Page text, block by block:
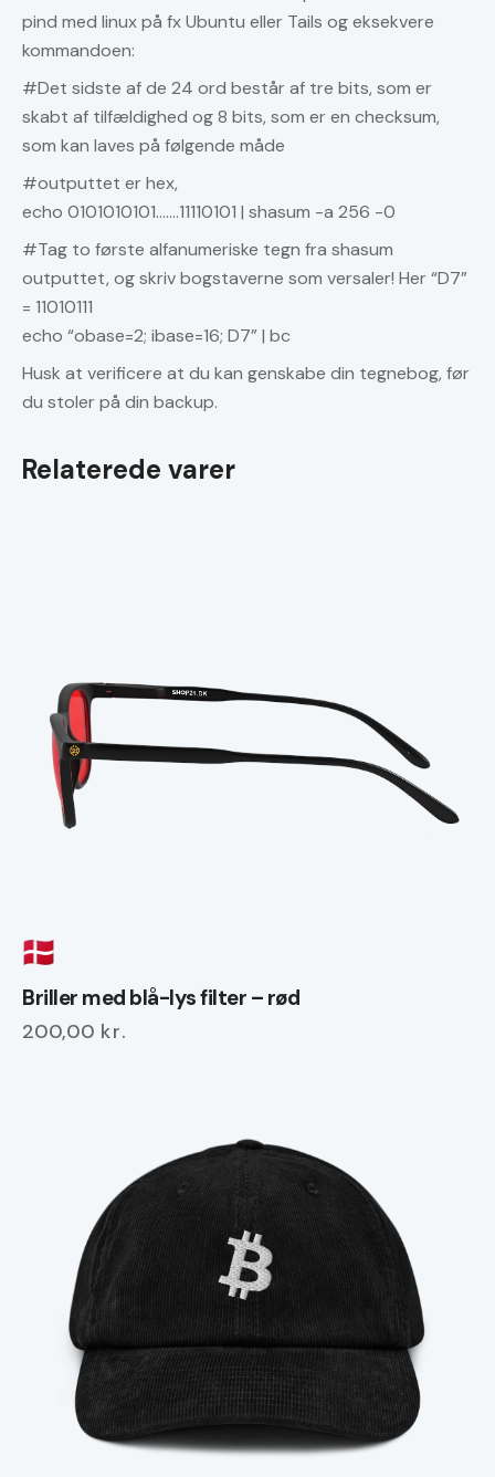
pind med linux på fx Ubuntu eller Tails og eksekvere
kommandoen:
#Det sidste af de 24 ord består af tre bits, som er
skabt af tilfældighed og 8 bits, som er en checksum,
som kan laves på følgende måde
#outputtet er hex,
echo 0101010101…….11110101 | shasum -a 256 -0
#Tag to første alfanumeriske tegn fra shasum
outputtet, og skriv bogstaverne som versaler! Her “D7”
= 11010111
echo “obase=2; ibase=16; D7” | bc
Husk at verificere at du kan genskabe din tegnebog, før
du stoler på din backup.
Relaterede varer
Briller med blå-lys filter – rød
200,00 kr.